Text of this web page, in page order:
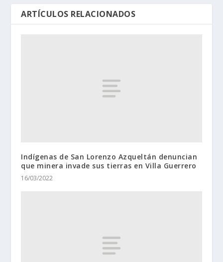
ARTÍCULOS RELACIONADOS
Indígenas de San Lorenzo Azqueltán denuncian
que minera invade sus tierras en Villa Guerrero
16/03/2022